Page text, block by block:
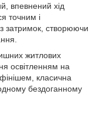
впевнений хід
точним і
затримок, створюючи
житлових
освітленням на
класична
бездоганному